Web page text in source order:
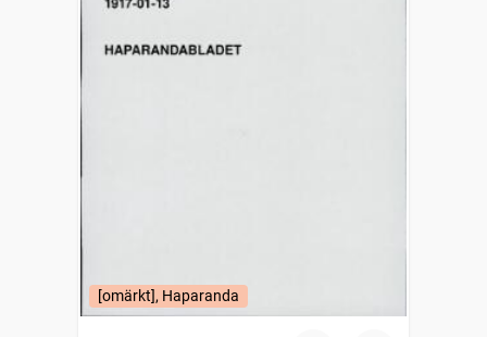
[omärkt], Haparanda